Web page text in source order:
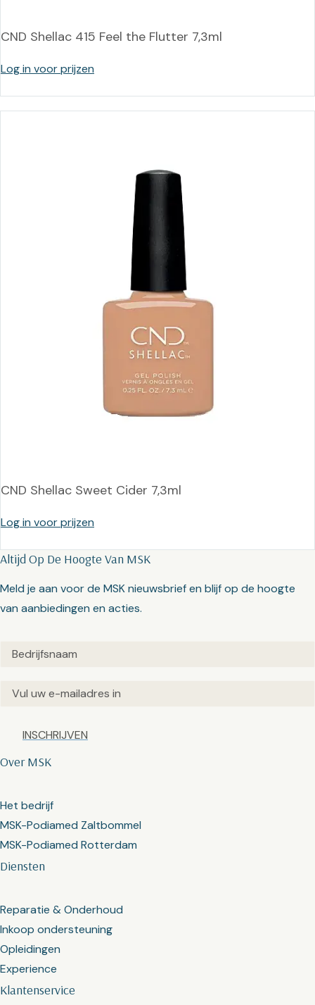
CND Shellac 415 Feel the Flutter 7,3ml
Log in voor prijzen
CND Shellac Sweet Cider 7,3ml
Log in voor prijzen
Klantenservice
Diensten
Reparatie & Onderhoud
Inkoop ondersteuning
Opleidingen
Experience
Over MSK
Het bedrijf
MSK-Podiamed Zaltbommel
MSK-Podiamed Rotterdam
Altijd Op De Hoogte Van MSK
Meld je aan voor de MSK nieuwsbrief en blijf op de hoogte
van aanbiedingen en acties.
Untitled(Vereist)
Email(Vereist)
Captcha